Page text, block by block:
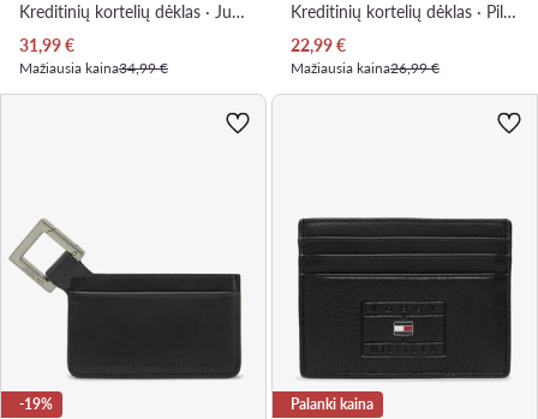
Kreditinių kortelių dėklas · Juoda
Dabartinė kaina
31,99€
Mažiausia kaina34,99 €
Kreditinių kortelių dėklas · Pilka
Dabartinė kaina
22,99€
Mažiausia kaina26,99 €
-19% Palanki kaina